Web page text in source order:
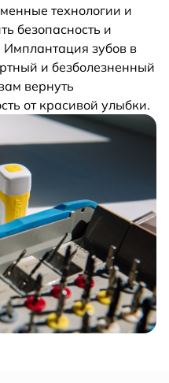
технологии и
безопасность и
зубов в
и безболезненный
вернуть
от красивой улыбки.